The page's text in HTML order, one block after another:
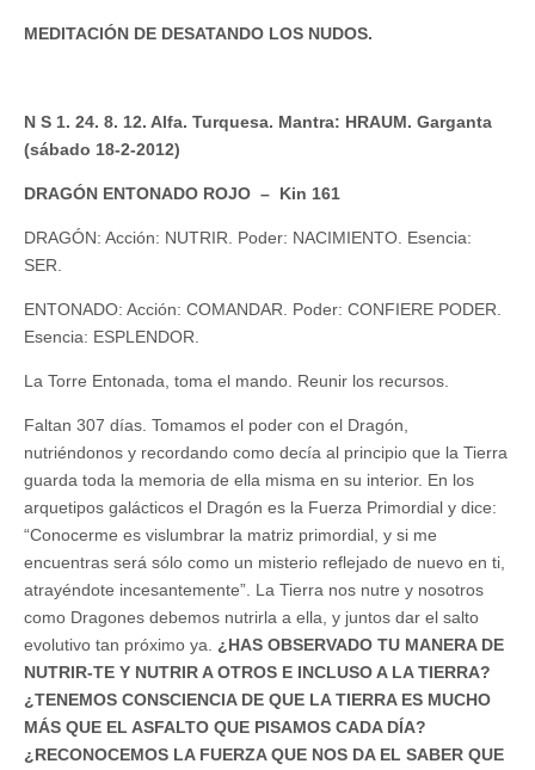
MEDITACIÓN DE DESATANDO LOS NUDOS.
N S 1. 24. 8. 12. Alfa. Turquesa. Mantra: HRAUM. Garganta
(sábado 18-2-2012)
DRAGÓN ENTONADO ROJO – Kin 161
DRAGÓN: Acción: NUTRIR. Poder: NACIMIENTO. Esencia:
SER.
ENTONADO: Acción: COMANDAR. Poder: CONFIERE PODER.
Esencia: ESPLENDOR.
La Torre Entonada, toma el mando. Reunir los recursos.
Faltan 307 días. Tomamos el poder con el Dragón,
nutriéndonos y recordando como decía al principio que la Tierra
guarda toda la memoria de ella misma en su interior. En los
arquetipos galácticos el Dragón es la Fuerza Primordial y dice:
“Conocerme es vislumbrar la matriz primordial, y si me
encuentras será sólo como un misterio reflejado de nuevo en ti,
atrayéndote incesantemente”. La Tierra nos nutre y nosotros
como Dragones debemos nutrirla a ella, y juntos dar el salto
evolutivo tan próximo ya. ¿HAS OBSERVADO TU MANERA DE
NUTRIR-TE Y NUTRIR A OTROS E INCLUSO A LA TIERRA?
¿TENEMOS CONSCIENCIA DE QUE LA TIERRA ES MUCHO
MÁS QUE EL ASFALTO QUE PISAMOS CADA DÍA?
¿RECONOCEMOS LA FUERZA QUE NOS DA EL SABER QUE